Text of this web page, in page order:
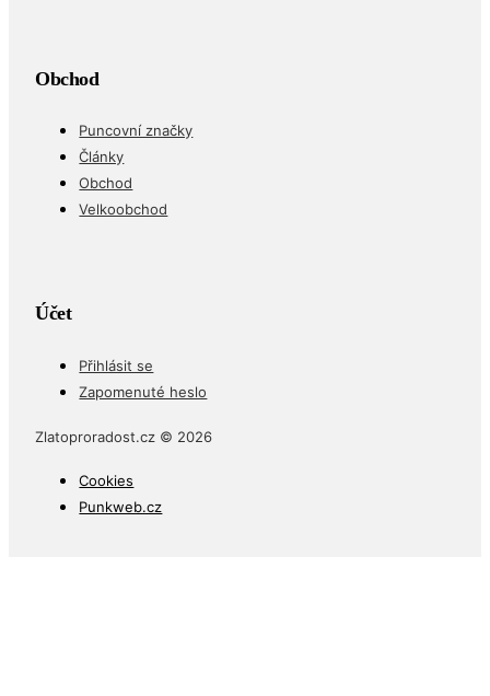
Obchod
Puncovní značky
Články
Obchod
Velkoobchod
Účet
Přihlásit se
Zapomenuté heslo
Zlatoproradost.cz © 2026
Cookies
Punkweb.cz